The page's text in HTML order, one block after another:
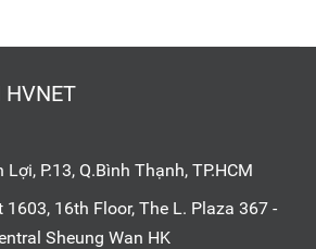
HVNET
Lợi, P.13, Q.Bình Thạnh, TP.HCM
1603, 16th Floor, The L. Plaza 367 -
Sheung Wan HK